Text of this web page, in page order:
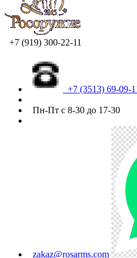
+7 (919) 300-22-11
+7 (3513) 69-09-
Пн-Пт с 8-30 до 17-30
zakaz@rosarms.com